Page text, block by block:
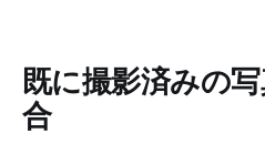
既に撮影済みの
合